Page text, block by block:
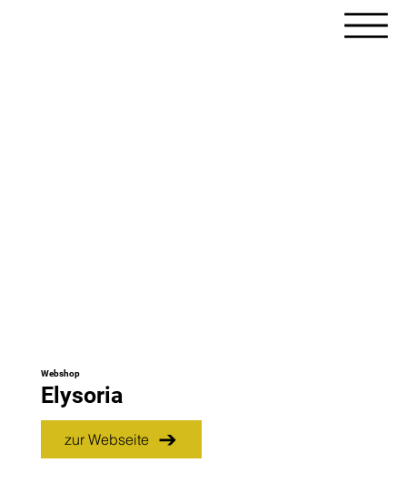
Webshop
Elysoria
zur Webseite